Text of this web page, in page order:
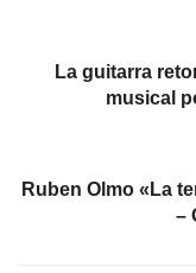
La guitarra
musical
Ruben Olmo «La
–